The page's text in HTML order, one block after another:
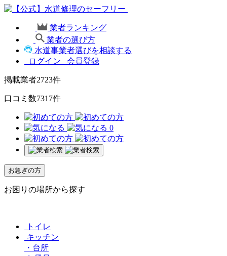
業者ランキング
業者の選び方
水道事業者選びを相談する
ログイン
会員登録
掲載業者2723件
口コミ数7317件
0
お急ぎの方
お困りの場所から探す
トイレ
キッチン
・台所